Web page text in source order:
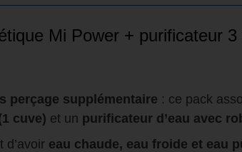
Mi Power + purificateur
perçage supplémentaire : ce pack
cuve) et un purificateur d’eau avec
d’avoir eau chaude, eau froide et eau